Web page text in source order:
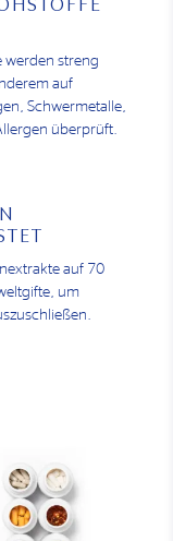
werden streng
auf
Schwermetalle,
überprüft.
auf 70
um